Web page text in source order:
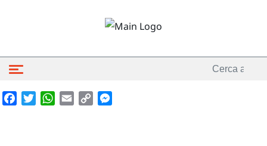
FacebookTwitterWhatsApp
Email Copy